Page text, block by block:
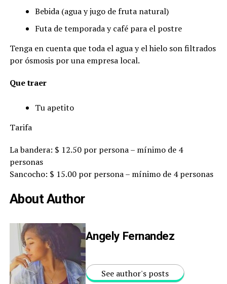
Bebida (agua y jugo de fruta natural)
Futa de temporada y café para el postre
Tenga en cuenta que toda el agua y el hielo son filtrados
por ósmosis por una empresa local.
Que traer
Tu apetito
Tarifa
La bandera: $ 12.50 por persona – mínimo de 4
personas
Sancocho: $ 15.00 por persona – mínimo de 4 personas
About Author
Angely Fernandez
See author's posts